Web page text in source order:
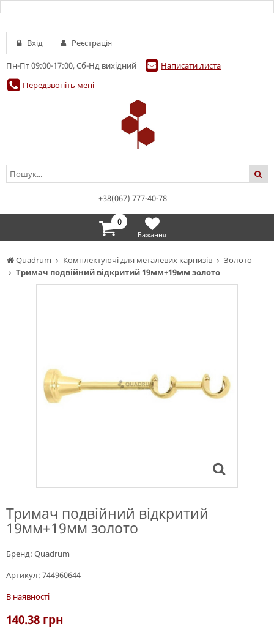
Quadrum Комплектуючі для металевих карнизів
Золото
Тримач подвійний відкритий 19мм+19мм золото
Тримач подвійний відкритий
19мм+19мм золото
Бренд: Quadrum
Артикул: 744960644
В наявності
140.38 грн
Пн-Пт 09:00-17:00, Сб-Нд вихідний
Написати листа
Передзвоніть мені
Вхід Реєстрація
+38(067) 777-40-78
0
Бажання